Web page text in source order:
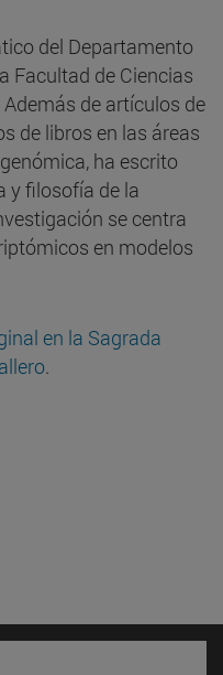
del Departamento
Facultad de Ciencias
de artículos de
de libros en las áreas
ha escrito
y filosofía de la
se centra
en modelos
en la Sagrada
.